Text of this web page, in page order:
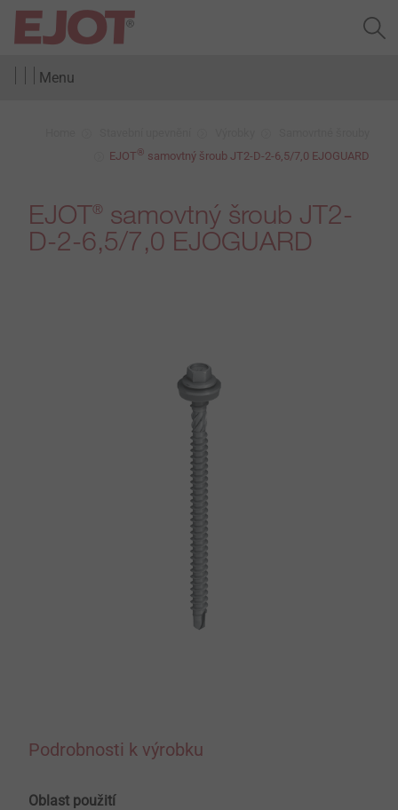
Menu
EJOT® samovtný šroub JT2-D-2-6,5/7,0 EJOGUARD
EJOT® samovtný šroub JT2-
D-2-6,5/7,0 EJOGUARD
Podrobnosti k výrobku
Oblast použití